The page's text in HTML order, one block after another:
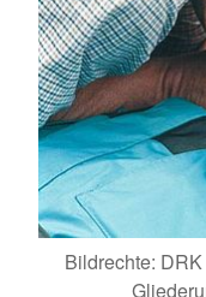
Bildrechte: